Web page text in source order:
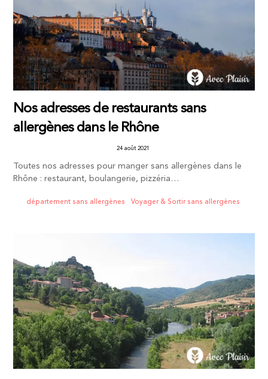
Nos adresses de restaurants sans
allergènes dans le Rhône
24 août 2021
Toutes nos adresses pour manger sans allergènes dans le
Rhône : restaurant, boulangerie, pizzéria…
département sans allergènes Voyager & Sortir sans allergènes